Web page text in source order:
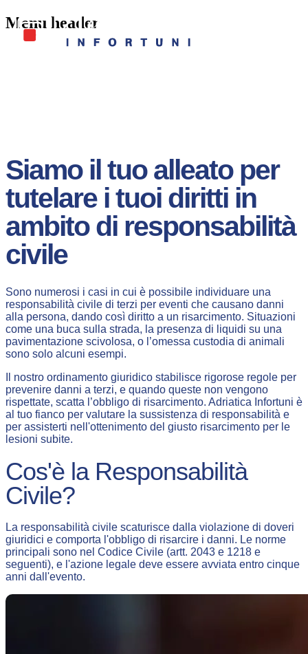
Menu header
Responsabilità civile di
terzi
Siamo il tuo alleato per
tutelare i tuoi diritti in
ambito di responsabilità
civile
Sono numerosi i casi in cui è possibile individuare una
responsabilità civile di terzi per eventi che causano danni
alla persona, dando così diritto a un risarcimento. Situazioni
come una buca sulla strada, la presenza di liquidi su una
pavimentazione scivolosa, o l’omessa custodia di animali
sono solo alcuni esempi.
Il nostro ordinamento giuridico stabilisce rigorose regole per
prevenire danni a terzi, e quando queste non vengono
rispettate, scatta l’obbligo di risarcimento. Adriatica Infortuni è
al tuo fianco per valutare la sussistenza di responsabilità e
per assisterti nell'ottenimento del giusto risarcimento per le
lesioni subite.
Cos'è la Responsabilità
Civile?
La responsabilità civile scaturisce dalla violazione di doveri
giuridici e comporta l'obbligo di risarcire i danni. Le norme
principali sono nel Codice Civile (artt. 2043 e 1218 e
seguenti), e l'azione legale deve essere avviata entro cinque
anni dall'evento.